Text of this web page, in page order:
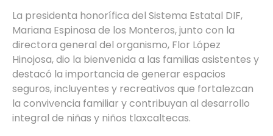
La presidenta honorífica del Sistema Estatal DIF,
Mariana Espinosa de los Monteros, junto con la
directora general del organismo, Flor López
Hinojosa, dio la bienvenida a las familias asistentes y
destacó la importancia de generar espacios
seguros, incluyentes y recreativos que fortalezcan
la convivencia familiar y contribuyan al desarrollo
integral de niñas y niños tlaxcaltecas.